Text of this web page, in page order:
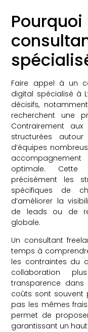
Faire appel à un
digital spécialisé à
décisifs,
recherchent une
Contrairement
structurées
d’équipes
optimale. Cette
précisément les
spécifiques de
d’améliorer la
de leads ou de
globale.
Un consultant
temps à
les contraintes du
collaboration
transparence
coûts sont souvent
pas les mêmes
permet de
garantissant un haut